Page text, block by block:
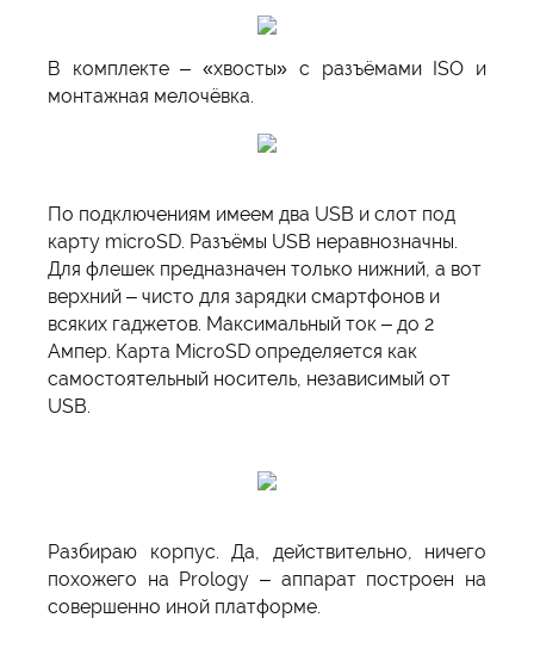
В комплекте – «хвосты» с разъёмами ISO и
монтажная мелочёвка.
По подключениям имеем два USB и слот под
карту microSD. Разъёмы USB неравнозначны.
Для флешек предназначен только нижний, а вот
верхний – чисто для зарядки смартфонов и
всяких гаджетов. Максимальный ток – до 2
Ампер. Карта MicroSD определяется как
самостоятельный носитель, независимый от
USB.
Разбираю корпус. Да, действительно, ничего
похожего на Prology – аппарат построен на
совершенно иной платформе.